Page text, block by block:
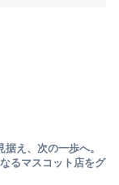
え、次の一歩へ。
るマスコット店をグ